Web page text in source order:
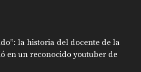
la historia del docente de la
en un reconocido youtuber de